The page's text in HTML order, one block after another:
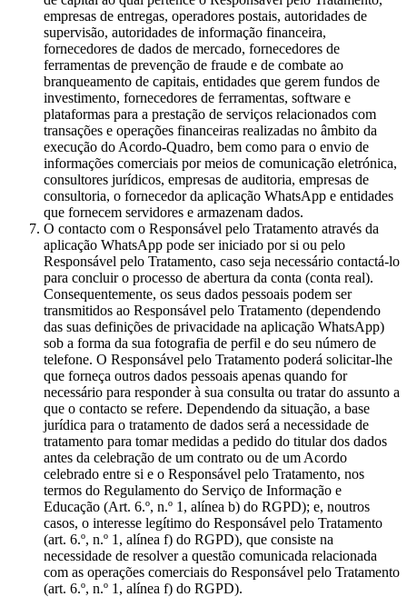
empresas de entregas, operadores postais, autoridades de
supervisão, autoridades de informação financeira,
fornecedores de dados de mercado, fornecedores de
ferramentas de prevenção de fraude e de combate ao
branqueamento de capitais, entidades que gerem fundos de
investimento, fornecedores de ferramentas, software e
plataformas para a prestação de serviços relacionados com
transações e operações financeiras realizadas no âmbito da
execução do Acordo-Quadro, bem como para o envio de
informações comerciais por meios de comunicação eletrónica,
consultores jurídicos, empresas de auditoria, empresas de
consultoria, o fornecedor da aplicação WhatsApp e entidades
que fornecem servidores e armazenam dados.
O contacto com o Responsável pelo Tratamento através da
aplicação WhatsApp pode ser iniciado por si ou pelo
Responsável pelo Tratamento, caso seja necessário contactá-lo
para concluir o processo de abertura da conta (conta real).
Consequentemente, os seus dados pessoais podem ser
transmitidos ao Responsável pelo Tratamento (dependendo
das suas definições de privacidade na aplicação WhatsApp)
sob a forma da sua fotografia de perfil e do seu número de
telefone. O Responsável pelo Tratamento poderá solicitar-lhe
que forneça outros dados pessoais apenas quando for
necessário para responder à sua consulta ou tratar do assunto a
que o contacto se refere. Dependendo da situação, a base
jurídica para o tratamento de dados será a necessidade de
tratamento para tomar medidas a pedido do titular dos dados
antes da celebração de um contrato ou de um Acordo
celebrado entre si e o Responsável pelo Tratamento, nos
termos do Regulamento do Serviço de Informação e
Educação (Art. 6.º, n.º 1, alínea b) do RGPD); e, noutros
casos, o interesse legítimo do Responsável pelo Tratamento
(art. 6.º, n.º 1, alínea f) do RGPD), que consiste na
necessidade de resolver a questão comunicada relacionada
com as operações comerciais do Responsável pelo Tratamento
(art. 6.º, n.º 1, alínea f) do RGPD).